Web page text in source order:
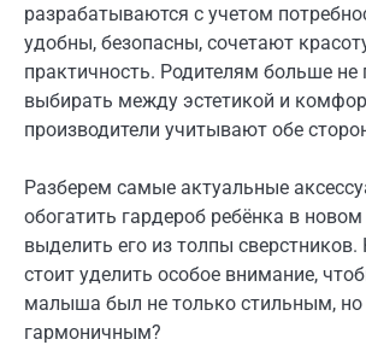
разрабатываются с учетом
удобны, безопасны, сочетают
практичность. Родителям больше не
выбирать между эстетикой и
производители учитывают обе
Разберем самые актуальные
обогатить гардероб ребёнка в новом
выделить его из толпы
стоит уделить особое внимание,
малыша был не только стильным, но
гармоничным?